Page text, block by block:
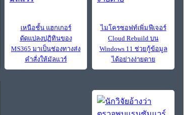
เหนือชั้น แฮกเกอร์
ดัดแปลงปฏิทินของ
MS365 มาเป็นช่องทางส่ง
คำสั่งให้มัลแวร์
ไมโครซอฟท์เพิ่มฟีเจอร์
Cloud Rebuild บน
Windows 11 ช่วยกู้ข้อมูล
ได้อย่างง่ายดาย